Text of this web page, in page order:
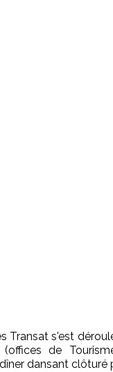
Transat s'est
(offices de
dansant clôturé